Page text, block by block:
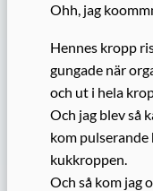
Ohh, jag
Hennes kropp
gungade när
och ut i hela
Och jag blev så
kom pulserande
kukkroppen.
Och så kom jag